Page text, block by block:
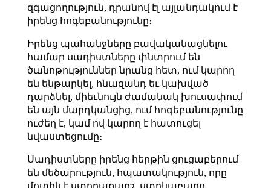
զգացողություն, դրանով էլ այլանդակում է
իրենց հոգեբանությունը։
Իրենց պահանջները բավականացնելու
համար սադիստները փնտրում են
ծանոթություններ նրանց հետ, ում կարող
են ենթարկել, հնազանդ եւ կախված
դարձնել, միեւնույն ժամանակ խուսափում
են այն մարդկանցից, ում հոգեբանությունը
ուժեղ է, կամ ով կարող է հատուցել
նվաստեցումը։
Սադիստները իրենց հերթին ցուցաբերում
են մեծարություն, հպատակություն, որը
մոտիկ է ստորաքարշ, ստրկաբարո